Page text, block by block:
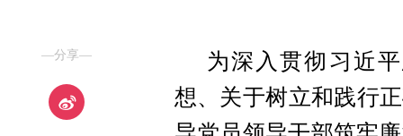
—分享—
为深入贯彻习近
想、关于树立和践行